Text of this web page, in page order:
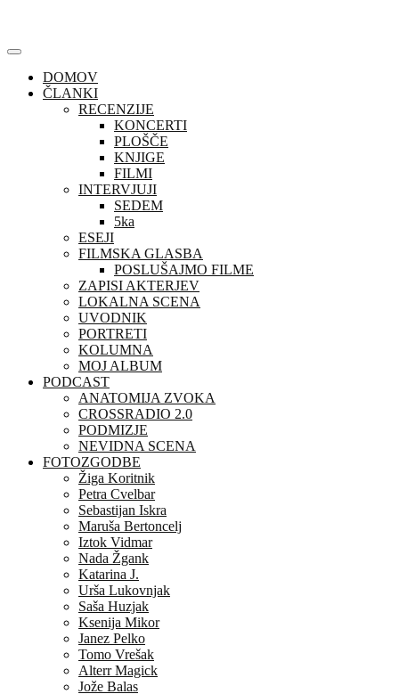
content
DOMOV
ČLANKI
RECENZIJE
KONCERTI
PLOŠČE
KNJIGE
FILMI
INTERVJUJI
SEDEM
5ka
ESEJI
FILMSKA GLASBA
POSLUŠAJMO FILME
ZAPISI AKTERJEV
LOKALNA SCENA
UVODNIK
PORTRETI
KOLUMNA
MOJ ALBUM
PODCAST
ANATOMIJA ZVOKA
CROSSRADIO 2.0
PODMIZJE
NEVIDNA SCENA
FOTOZGODBE
Žiga Koritnik
Petra Cvelbar
Sebastijan Iskra
Maruša Bertoncelj
Iztok Vidmar
Nada Žgank
Katarina J.
Urša Lukovnjak
Saša Huzjak
Ksenija Mikor
Janez Pelko
Tomo Vrešak
Alterr Magick
Jože Balas